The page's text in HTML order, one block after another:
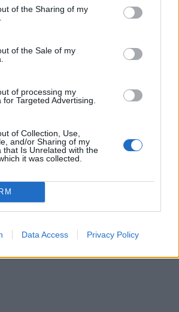
of the Sharing of my
of the Sale of my
of processing my
Targeted Advertising.
of Collection, Use,
and/or Sharing of my
that Is Unrelated with the
it was collected.
Data Access Privacy Policy